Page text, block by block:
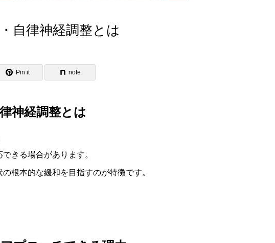
自律神経調整とは
Pin it note
神経調整とは
きる場合があります。
根本的な緩和を目指すのが特徴です。